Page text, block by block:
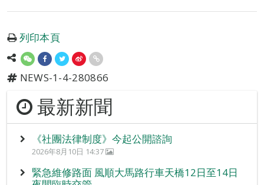
列印本頁
NEWS-1-4-280866
最新新聞
《社團法律制度》今起公開諮詢
2026年8月10日 14:37
緊急維修路面 風順大馬路行車天橋12日至14日